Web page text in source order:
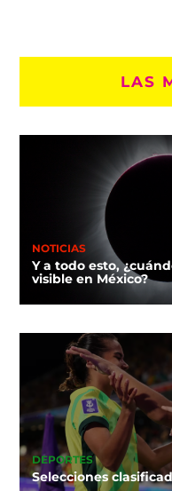
LAS
NOTICIAS
Y a todo esto,
visible en México?
DEPORTES
Selecciones